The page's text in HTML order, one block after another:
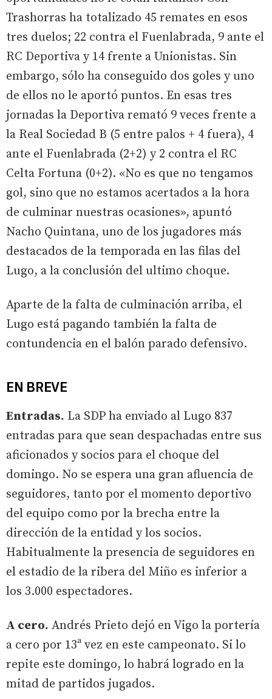
Trashorras ha totalizado 45 remates en esos
tres duelos; 22 contra el Fuenlabrada, 9 ante el
RC Deportiva y 14 frente a Unionistas. Sin
embargo, sólo ha conseguido dos goles y uno
de ellos no le aportó puntos. En esas tres
jornadas la Deportiva remató 9 veces frente a
la Real Sociedad B (5 entre palos + 4 fuera), 4
ante el Fuenlabrada (2+2) y 2 contra el RC
Celta Fortuna (0+2). «No es que no tengamos
gol, sino que no estamos acertados a la hora
de culminar nuestras ocasiones», apuntó
Nacho Quintana, uno de los jugadores más
destacados de la temporada en las filas del
Lugo, a la conclusión del ultimo choque.
Aparte de la falta de culminación arriba, el
Lugo está pagando también la falta de
contundencia en el balón parado defensivo.
EN BREVE
Entradas. La SDP ha enviado al Lugo 837
entradas para que sean despachadas entre sus
aficionados y socios para el choque del
domingo. No se espera una gran afluencia de
seguidores, tanto por el momento deportivo
del equipo como por la brecha entre la
dirección de la entidad y los socios.
Habitualmente la presencia de seguidores en
el estadio de la ribera del Miño es inferior a
los 3.000 espectadores.
A cero. Andrés Prieto dejó en Vigo la portería
a cero por 13ª vez en este campeonato. Si lo
repite este domingo, lo habrá logrado en la
mitad de partidos jugados.